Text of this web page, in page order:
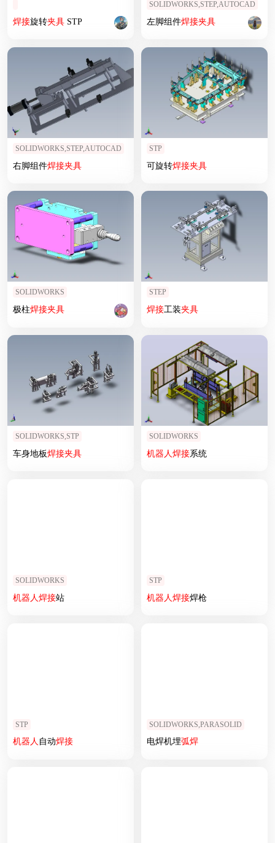
焊接旋转夹具STP
SOLIDWORKS,STEP,AUTOCAD
左脚组件焊接夹具
SOLIDWORKS,STEP,AUTOCAD
右脚组件焊接夹具
STP
可旋转焊接夹具
SOLIDWORKS
极柱焊接夹具
STEP
焊接工装夹具
SOLIDWORKS,STP
车身地板焊接夹具
SOLIDWORKS
机器人焊接系统
SOLIDWORKS
机器人焊接站
STP
机器人焊接焊枪
STP
机器人 自动焊接
SOLIDWORKS,PARASOLID
电焊机埋弧焊